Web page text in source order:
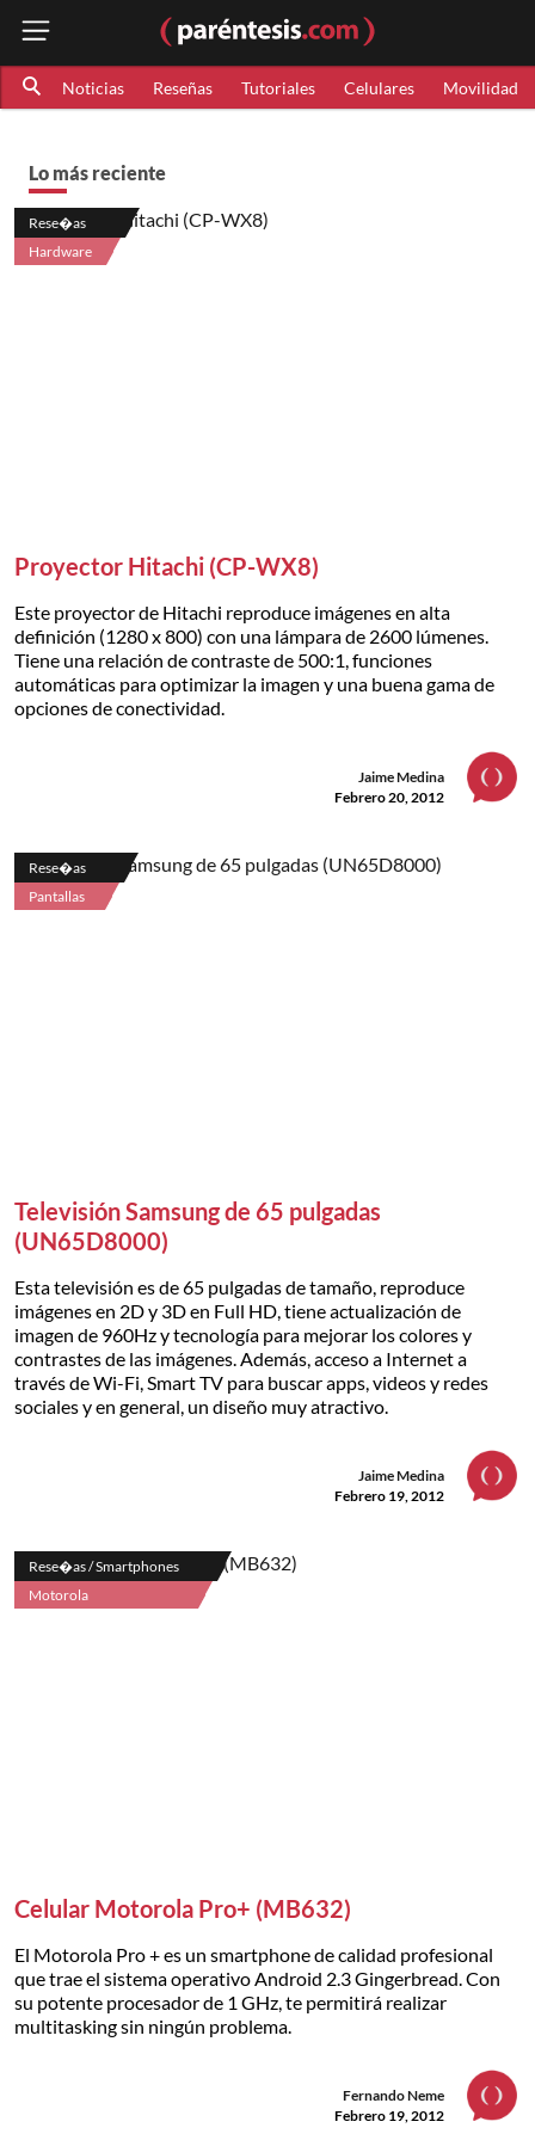
Noticias Reseñas Tutoriales Celulares Movilidad
Lo más reciente
Rese�as
Hardware
Proyector Hitachi (CP-WX8)
Este proyector de Hitachi reproduce imágenes en alta
definición (1280 x 800) con una lámpara de 2600 lúmenes.
Tiene una relación de contraste de 500:1, funciones
automáticas para optimizar la imagen y una buena gama de
opciones de conectividad.
Jaime Medina
Febrero 20, 2012
Rese�as
Pantallas
Televisión Samsung de 65 pulgadas
(UN65D8000)
Esta televisión es de 65 pulgadas de tamaño, reproduce
imágenes en 2D y 3D en Full HD, tiene actualización de
imagen de 960Hz y tecnología para mejorar los colores y
contrastes de las imágenes. Además, acceso a Internet a
través de Wi-Fi, Smart TV para buscar apps, videos y redes
sociales y en general, un diseño muy atractivo.
Jaime Medina
Febrero 19, 2012
Rese�as / Smartphones
Motorola
Celular Motorola Pro+ (MB632)
El Motorola Pro + es un smartphone de calidad profesional
que trae el sistema operativo Android 2.3 Gingerbread. Con
su potente procesador de 1 GHz, te permitirá realizar
multitasking sin ningún problema.
Fernando Neme
Febrero 19, 2012